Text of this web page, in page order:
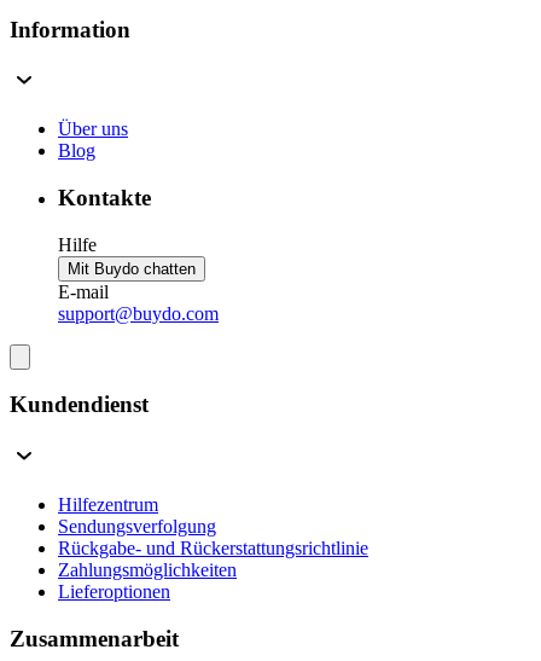
Information
Über uns
Blog
Kontakte
Hilfe
Mit Buydo chatten
E-mail
support@buydo.com
Kundendienst
Hilfezentrum
Sendungsverfolgung
Rückgabe- und Rückerstattungsrichtlinie
Zahlungsmöglichkeiten
Lieferoptionen
Zusammenarbeit